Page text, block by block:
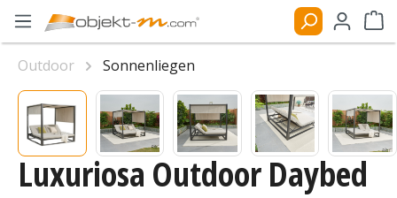
Zum Hauptinhalt springen
Luxuriosa Outdoor Daybed
Outdoor
Sonnenliegen
Bildergalerie überspringen